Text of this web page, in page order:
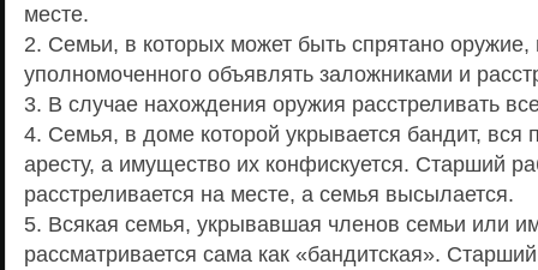
месте.
2. Семьи, в которых может быть спрятано оружие,
уполномоченного объявлять заложниками и
3. В случае нахождения оружия расстреливать
4. Семья, в доме которой укрывается бандит, вся
аресту, а имущество их конфискуется. Старший
расстреливается на месте, а семья высылается.
5. Всякая семья, укрывавшая членов семьи или
рассматривается сама как «бандитская».